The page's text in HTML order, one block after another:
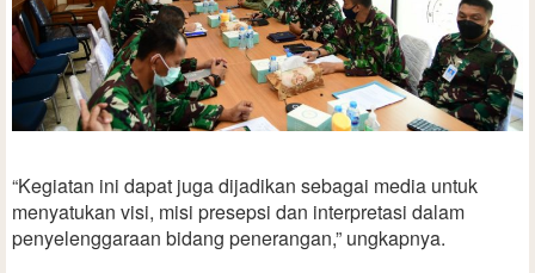
“Kegiatan ini dapat juga dijadikan sebagai media untuk
menyatukan visi, misi presepsi dan interpretasi dalam
penyelenggaraan bidang penerangan,” ungkapnya.